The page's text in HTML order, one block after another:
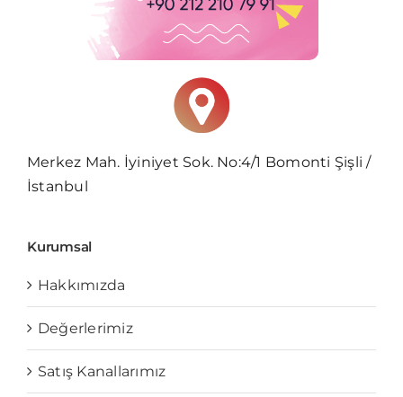
Merkez Mah. İyiniyet Sok. No:4/1 Bomonti Şişli /
İstanbul
Kurumsal
Hakkımızda
Değerlerimiz
Satış Kanallarımız